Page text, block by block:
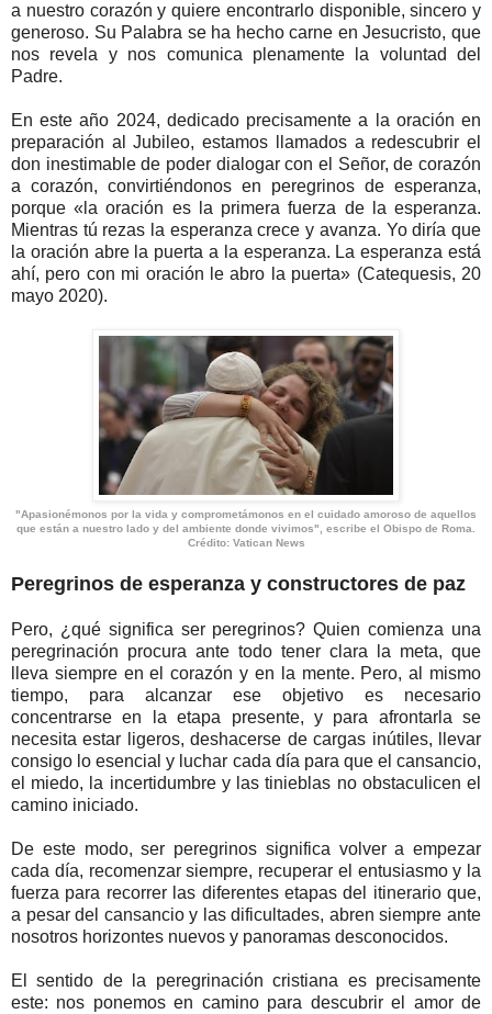
a nuestro corazón y quiere encontrarlo disponible, sincero y
generoso. Su Palabra se ha hecho carne en Jesucristo, que
nos revela y nos comunica plenamente la voluntad del
Padre.
En este año 2024, dedicado precisamente a la oración en
preparación al Jubileo, estamos llamados a redescubrir el
don inestimable de poder dialogar con el Señor, de corazón
a corazón, convirtiéndonos en peregrinos de esperanza,
porque «la oración es la primera fuerza de la esperanza.
Mientras tú rezas la esperanza crece y avanza. Yo diría que
la oración abre la puerta a la esperanza. La esperanza está
ahí, pero con mi oración le abro la puerta» (Catequesis, 20
mayo 2020).
"Apasionémonos por la vida y comprometámonos en el cuidado amoroso de aquellos
que están a nuestro lado y del ambiente donde vivimos", escribe el Obispo de Roma.
Crédito: Vatican News
Peregrinos de esperanza y constructores de paz
Pero, ¿qué significa ser peregrinos? Quien comienza una
peregrinación procura ante todo tener clara la meta, que
lleva siempre en el corazón y en la mente. Pero, al mismo
tiempo, para alcanzar ese objetivo es necesario
concentrarse en la etapa presente, y para afrontarla se
necesita estar ligeros, deshacerse de cargas inútiles, llevar
consigo lo esencial y luchar cada día para que el cansancio,
el miedo, la incertidumbre y las tinieblas no obstaculicen el
camino iniciado.
De este modo, ser peregrinos significa volver a empezar
cada día, recomenzar siempre, recuperar el entusiasmo y la
fuerza para recorrer las diferentes etapas del itinerario que,
a pesar del cansancio y las dificultades, abren siempre ante
nosotros horizontes nuevos y panoramas desconocidos.
El sentido de la peregrinación cristiana es precisamente
este: nos ponemos en camino para descubrir el amor de